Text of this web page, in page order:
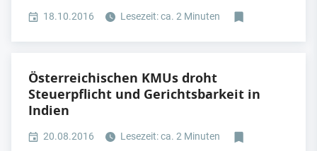
18.10.2016 Lesezeit: ca. 2 Minuten
Österreichischen KMUs droht
Steuerpflicht und Gerichtsbarkeit in
Indien
20.08.2016 Lesezeit: ca. 2 Minuten